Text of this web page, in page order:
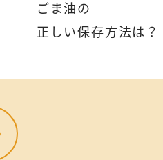
ごま油の
正しい保存方法は？